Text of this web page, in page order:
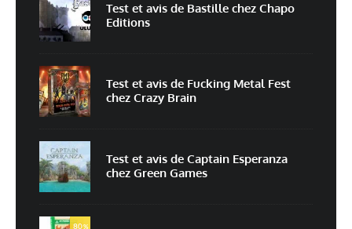
Enregistrer mon nom, mon e-mail et mon site dans le navigateur pour
mon prochain commentaire.
Prévenez-moi de tous les nouveaux commentaires par e-mail.
Prévenez-moi de tous les nouveaux articles par e-mail.
Test et avis de Bastille chez Chapo
Editions
Test et avis de Fucking Metal Fest
chez Crazy Brain
Test et avis de Captain Esperanza
chez Green Games
80%